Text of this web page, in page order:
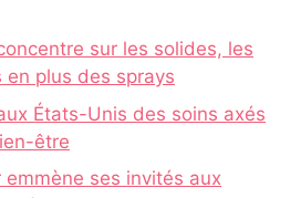
sur les solides, les
plus des sprays
États-Unis des soins axés
être
emmène ses invités aux